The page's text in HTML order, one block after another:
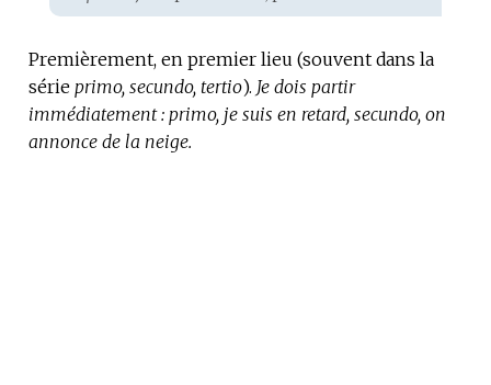
Premièrement, en premier lieu (souvent dans la
série primo, secundo, tertio). Je dois partir
immédiatement : primo, je suis en retard, secundo, on
annonce de la neige.